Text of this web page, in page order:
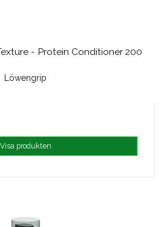
- Protein Conditioner 200
Löwengrip
Visa produkten